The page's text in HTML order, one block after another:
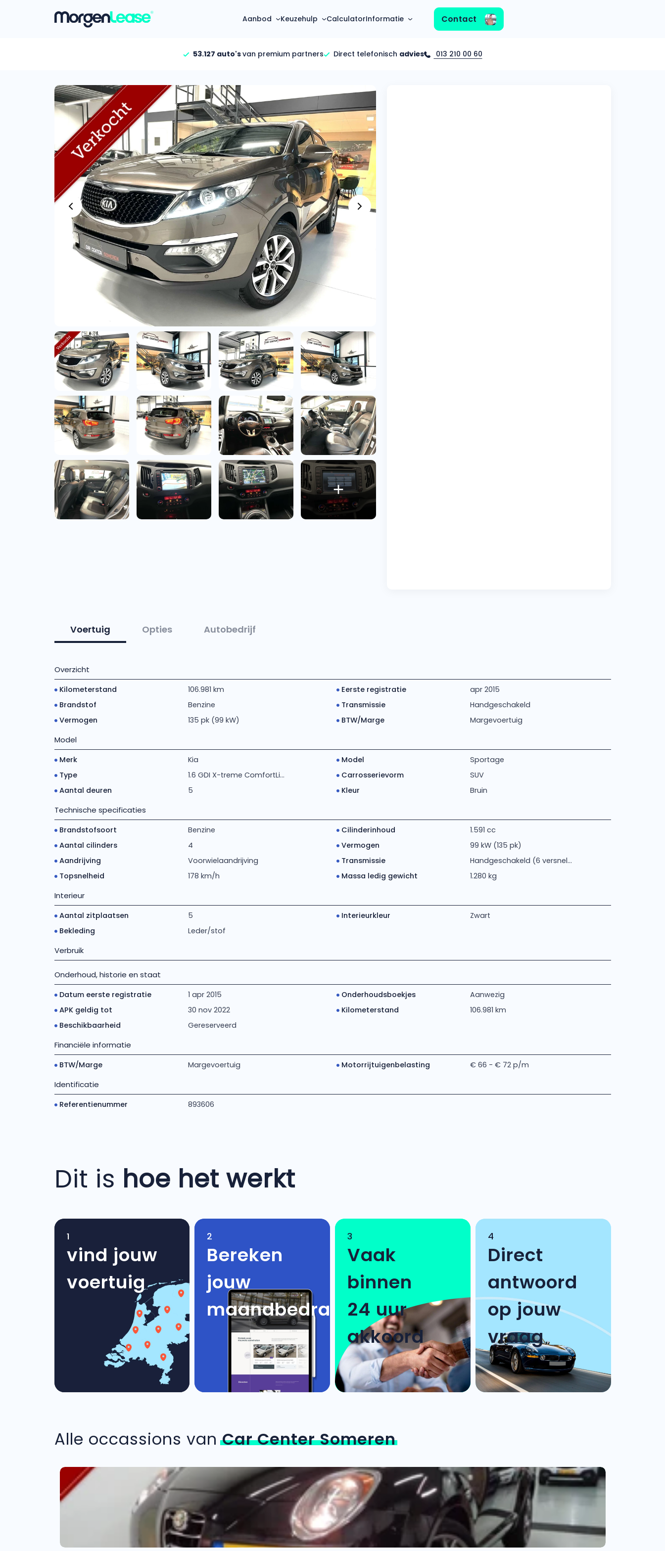
Aanbod
Gehele aanbod
Bekijk volledig aanbod
Gezinsauto’s
Bekijk alle gezinsauto’s
Hele aanbod
Bekijk alle stadsauto’s
EV’s/Hybrides
Bekijk alle electrische auto’s
Bedrijfswagens
Bekijk alle bedrijfswagens
Budgetwagens
Bekijk alle budgetwagens
(3500+ auto's)
Volkswagen
(4500+ auto's)
Volvo
(1000+ auto's)
Audi
(2000+ auto's)
BMW
(2000+ auto's)
Keuzehulp
Bereken in één minuut
Calculator
Maandbedrag berekenen
Offerte vergelijken
Wij geven jou een betere deal
CalculatorInformatie
Over ons
Gehele FAQ’s
Bekijk volledige FAQ’s
Zakelijk
Vragen over zakelijk
Particulier
Vragen over particulier
Jouw aanvraag
Vragen over jouw aanvraag
Leasevormen
Contact
53.127 auto'svan premium partners Direct telefonisch advies 013 210 00 60
Voertuig Opties Autobedrijf
Overzicht
Kilometerstand 106.981 km Eerste registratie
apr 2015
Brandstof
Benzine Transmissie
Handgeschakeld
Vermogen
135 pk (99 kW) BTW/Marge Margevoertuig
Model
Merk Kia Model
Sportage
Type
1.6 GDI X-treme ComfortLi... Carrosserievorm
SUV
Aantal deuren
5 Kleur Bruin
Technische specificaties
Brandstofsoort Benzine Cilinderinhoud
1.591 cc
Aantal cilinders
4 Vermogen
99 kW (135 pk)
Aandrijving
Voorwielaandrijving Transmissie
Handgeschakeld (6 versnel...
Topsnelheid
178 km/h Massa ledig gewicht 1.280 kg
Interieur
Aantal zitplaatsen 5 Interieurkleur
Zwart
Bekleding
Leder/stof
Verbruik
Onderhoud, historie en staat
Datum eerste registratie 1 apr 2015 Onderhoudsboekjes
Aanwezig
APK geldig tot
30 nov 2022 Kilometerstand
106.981 km
Beschikbaarheid
Gereserveerd
Financiële informatie
BTW/Marge Margevoertuig Motorrijtuigenbelasting € 66 - € 72 p/m
Identificatie
Referentienummer 893606
Dit is hoe het werkt
1
vind jouw
voertuig
2
Bereken
jouw
maandbedrag
3
Vaak
binnen
24 uur
akkoord
4
Direct
antwoord
op jouw
vraag
Alle occassions vanCar Center Someren